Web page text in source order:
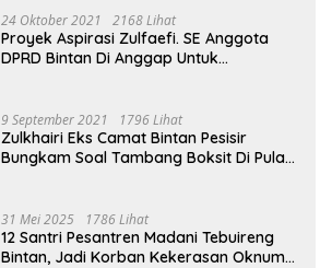
24 Oktober 2021 2168 Lihat
Proyek Aspirasi Zulfaefi. SE Anggota
DPRD Bintan Di Anggap Untuk
9 September 2021 1796 Lihat
Zulkhairi Eks Camat Bintan Pesisir
Bungkam Soal Tambang Boksit Di Pulau
31 Mei 2025 1786 Lihat
12 Santri Pesantren Madani Tebuireng
Bintan, Jadi Korban Kekerasan Oknum